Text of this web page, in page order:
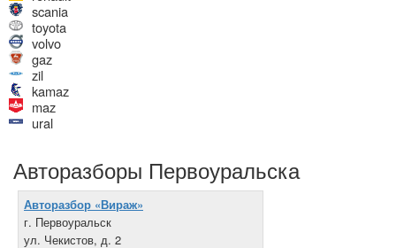
scania
toyota
volvo
gaz
zil
kamaz
maz
ural
Авторазборы Первоуральска
Авторазбор «Вираж»
г. Первоуральск
ул. Чекистов, д. 2